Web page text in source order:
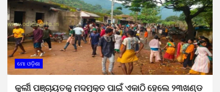
ମୋ ଓଡ଼ିଶା
କୁର୍ଲୀ ପଞ୍ଚାୟତକୁ ମଦମୁକ୍ତ ପାଇଁ ଏକାଠି ହେଲେ ୨୩ଖଣ୍ଡ